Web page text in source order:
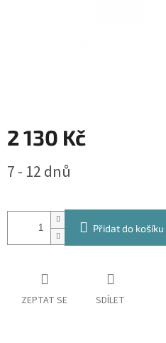
2 130 Kč
cena:
7 - 12 dnů
Přidat do košíku
ZEPTAT SE SDÍLET